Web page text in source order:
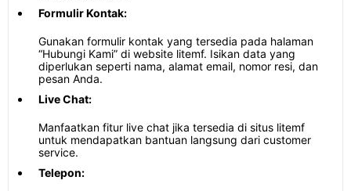
Formulir Kontak:
Gunakan formulir kontak yang tersedia pada halaman
“Hubungi Kami” di website litemf. Isikan data yang
diperlukan seperti nama, alamat email, nomor resi, dan
pesan Anda.
Live Chat:
Manfaatkan fitur live chat jika tersedia di situs litemf
untuk mendapatkan bantuan langsung dari customer
service.
Telepon: